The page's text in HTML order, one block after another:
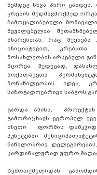
შემდეგ სხვა პირი
კრების მუდმივმოქმედ
ჩამოყალიბებული
შეუძლებელია
მხარესთან. რაც შეეხება
ინიციატივით,
მოსახლეობის არსებული
მცირეა. შედეგად,
მოქალაქეთა
მონაწილეობის იდეა,
საზოგადოებრივი საბჭოს
გარდა ამისა, პროექტის
გამორიცხავს ევროპულ
ისეთი ფორმის
პუნქტებში
ნაწილობრივ
კარდინალურად უფრო
ზემოთქმულიდან